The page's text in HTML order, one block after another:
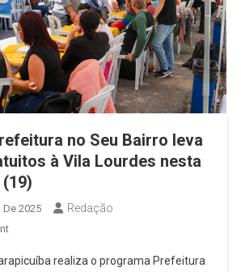
Em
Vulnerabilidade
no Seu Bairro leva
à Vila Lourdes nesta
De 2025 Redação
On
Prefeitura realiza o programa Prefeitura